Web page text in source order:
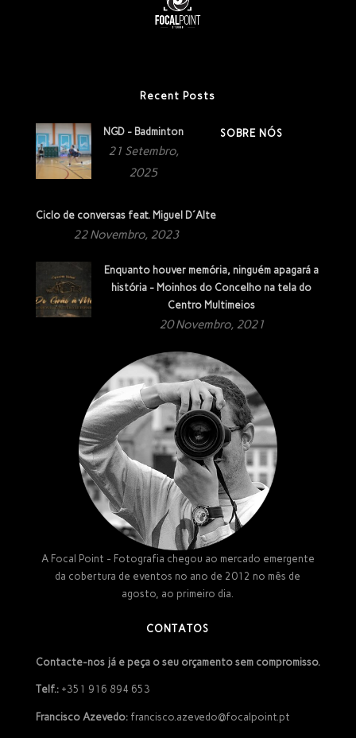
Recent Posts
NGD - Badminton
21 Setembro,
2025
Ciclo de conversas feat. Miguel D´Alte
22 Novembro, 2023
Enquanto houver memória, ninguém apagará a
história - Moinhos do Concelho na tela do
Centro Multimeios
20 Novembro, 2021
SOBRE NÓS
A Focal Point - Fotografia chegou ao mercado emergente
da cobertura de eventos no ano de 2012 no mês de
agosto, ao primeiro dia.
CONTATOS
Contacte-nos já e peça o seu orçamento sem compromisso.
Telf.:+351 916 894 653
Francisco Azevedo:francisco.azevedo@focalpoint.pt